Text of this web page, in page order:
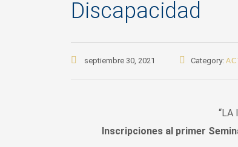
Discapacidad
septiembre 30, 2021 Category:
“LA
Inscripciones al primer